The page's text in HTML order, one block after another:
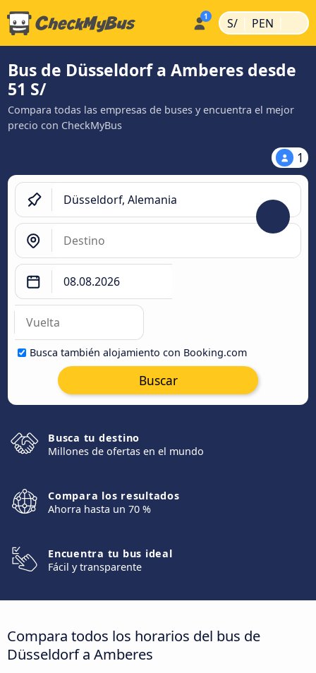
S/ | PEN |
Bus de Düsseldorf a Amberes desde
51 S/
Compara todas las empresas de buses y encuentra el mejor
precio con CheckMyBus
1
Busca también alojamiento con Booking.com
Buscar
Busca tu destino
Millones de ofertas en el mundo
Compara los resultados
Ahorra hasta un 70 %
Encuentra tu bus ideal
Fácil y transparente
Compara todos los horarios del bus de
Düsseldorf a Amberes